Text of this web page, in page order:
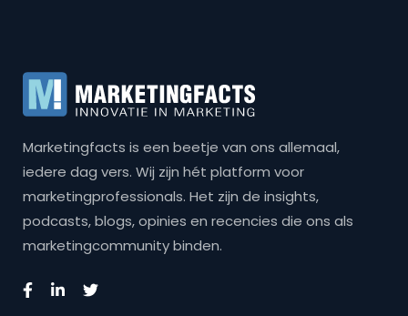
Marketingfacts is een beetje van ons allemaal,
iedere dag vers. Wij zijn hét platform voor
marketingprofessionals. Het zijn de insights,
podcasts, blogs, opinies en recencies die ons als
marketingcommunity binden.